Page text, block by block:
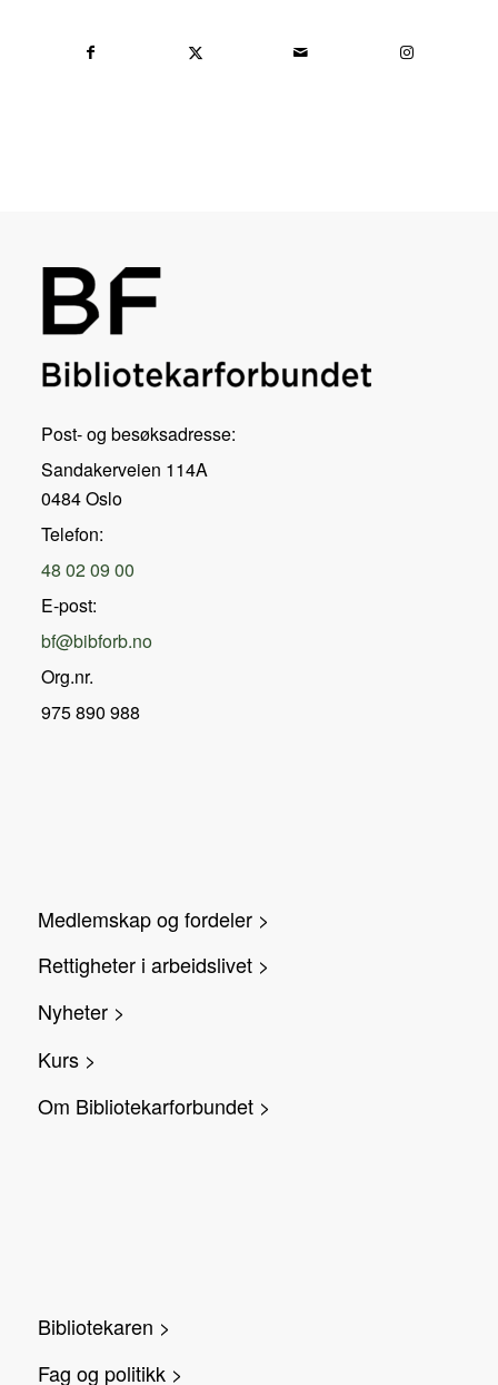
Post- og besøksadresse:
Sandakerveien 114A
0484 Oslo
Telefon:
48 02 09 00
E-post:
bf@bibforb.no
Org.nr.
975 890 988
Medlemskap og fordeler >
Rettigheter i arbeidslivet >
Nyheter >
Kurs >
Om Bibliotekarforbundet >
Bibliotekaren >
Fag og politikk >